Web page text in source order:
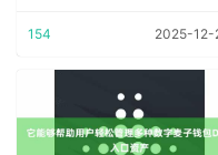
154 2025-12-